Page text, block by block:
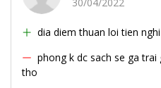
dia diem thuan loi tien
phong k dc sach se ga
tho